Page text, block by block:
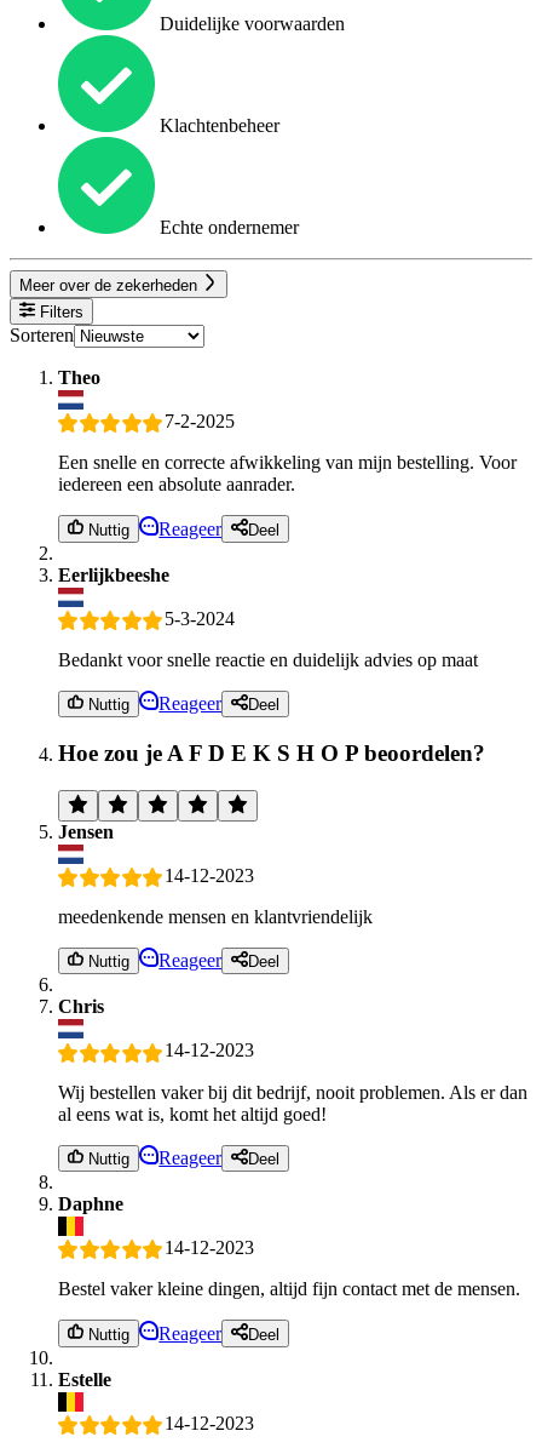
Duidelijke voorwaarden
Klachtenbeheer
Echte ondernemer
Meer over de zekerheden
Filters
Sorteren
Theo
7-2-2025
Een snelle en correcte afwikkeling van mijn bestelling. Voor
iedereen een absolute aanrader.
Nuttig Reageer Deel
Eerlijkbeeshe
5-3-2024
Bedankt voor snelle reactie en duidelijk advies op maat
Nuttig Reageer Deel
Hoe zou je A F D E K S H O P beoordelen?
Jensen
14-12-2023
meedenkende mensen en klantvriendelijk
Nuttig Reageer Deel
Chris
14-12-2023
Wij bestellen vaker bij dit bedrijf, nooit problemen. Als er dan
al eens wat is, komt het altijd goed!
Nuttig Reageer Deel
Daphne
14-12-2023
Bestel vaker kleine dingen, altijd fijn contact met de mensen.
Nuttig Reageer Deel
Estelle
14-12-2023